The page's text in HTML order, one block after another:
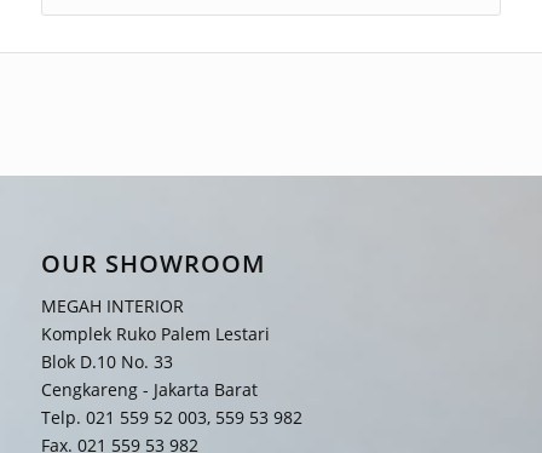
OUR SHOWROOM
MEGAH INTERIOR
Komplek Ruko Palem Lestari
Blok D.10 No. 33
Cengkareng - Jakarta Barat
Telp. 021 559 52 003, 559 53 982
Fax. 021 559 53 982